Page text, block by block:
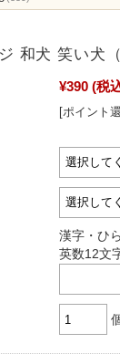
和犬 笑い犬（
¥390 (税
[ポイント
漢字・ひ
英数12文